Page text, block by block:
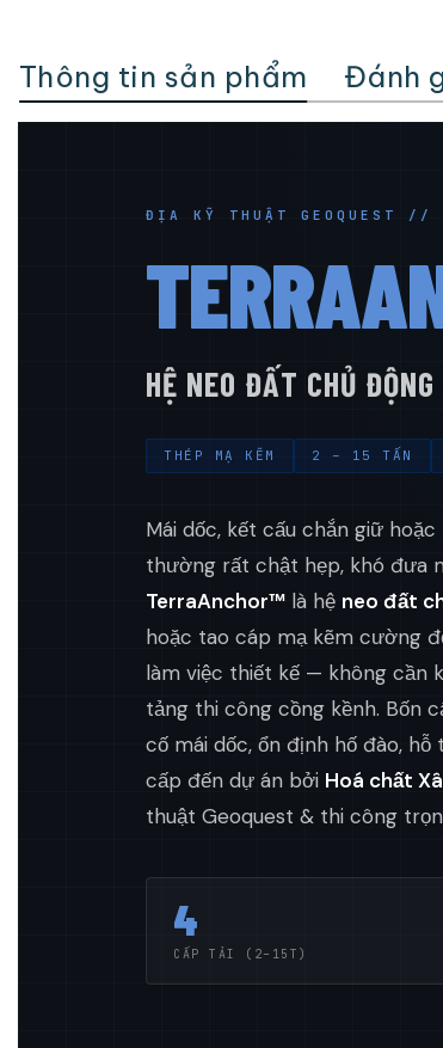
Thông tin sản phẩm Đánh
ĐỊA KỸ THUẬT GEOQUEST //
HỆ NEO ĐẤT CHỦ
THÉP MẠ KẼM 2 – 15 TẤN
Mái dốc, kết cấu chắn giữ
thường rất chật hẹp, khó đưa
TerraAnchor™ là hệ neo đất
hoặc tao cáp mạ kẽm cường
làm việc thiết kế — không cần
tảng thi công cồng kềnh. Bốn
cố mái dốc, ổn định hố đào,
cấp đến dự án bởi Hoá chất
thuật Geoquest & thi công
4
CẤP TẢI (2–15T)